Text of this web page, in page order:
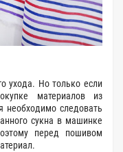
ухода. Но только если
материалов из
необходимо следовать
сукна в машинке
перед пошивом